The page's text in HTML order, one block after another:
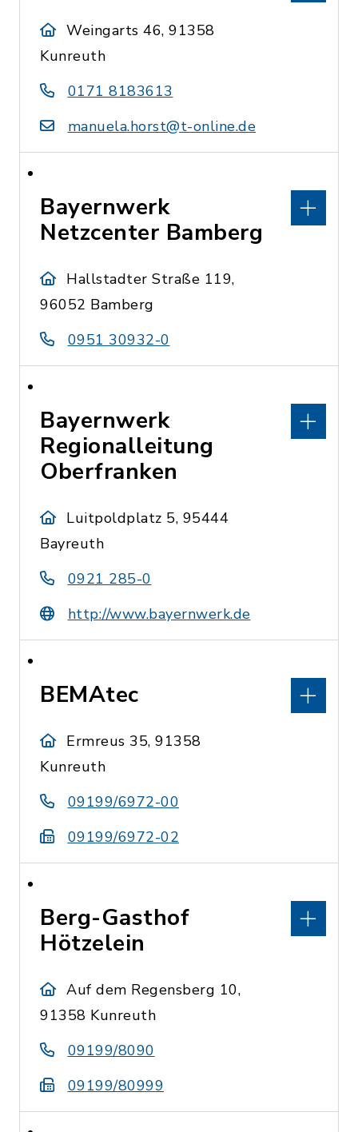
Weingarts 46, 91358
Kunreuth
0171 8183613
manuela.horst@t-online.de
Bayernwerk
Netzcenter Bamberg
Hallstadter Straße 119,
96052 Bamberg
0951 30932-0
Bayernwerk
Regionalleitung
Oberfranken
Luitpoldplatz 5, 95444
Bayreuth
0921 285-0
http://www.bayernwerk.de
BEMAtec
Ermreus 35, 91358
Kunreuth
09199/6972-00
09199/6972-02
Berg-Gasthof
Hötzelein
Auf dem Regensberg 10,
91358 Kunreuth
09199/8090
09199/80999